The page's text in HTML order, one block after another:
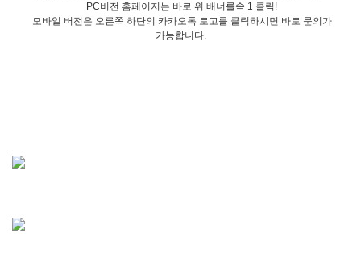
PC버전 홈페이지는 바로 위 배너를속 1 클릭!
모바일 버전은 오른쪽 하단의 카카오톡 로고를 클릭하시면 바로 문의가
가능합니다.